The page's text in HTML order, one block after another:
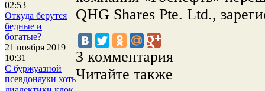
02:53
Откуда берутся
бедные и
богатые?
21 ноября 2019
10:31
С буржуазной
псевдонауки хоть
QHG Shares Pte. Ltd.,
3 комментария
Читайте также